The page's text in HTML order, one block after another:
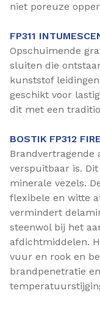
niet poreuze
FP311
Opschuimende
sluiten die
kunststof
geschikt voor
dit met een
BOSTIK FP312
Brandvertragende
verspuitbaar is.
minerale vezels.
flexibele en witte
vermindert
steenwol bij het
afdichtmiddelen.
vuur en rook en
brandpenetratie